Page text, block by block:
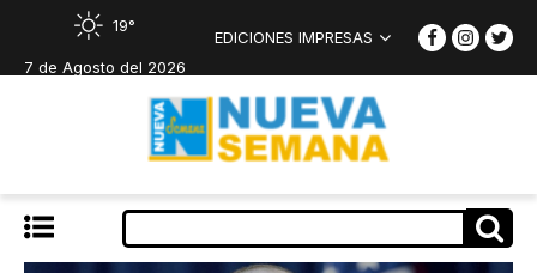
19°
7 de Agosto del 2026
EDICIONES IMPRESAS